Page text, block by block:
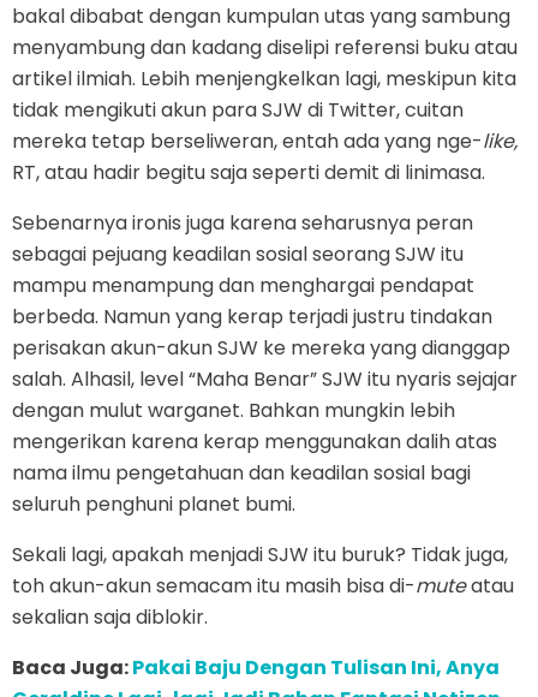
bakal dibabat dengan kumpulan utas yang sambung
menyambung dan kadang diselipi referensi buku atau
artikel ilmiah. Lebih menjengkelkan lagi, meskipun kita
tidak mengikuti akun para SJW di Twitter, cuitan
mereka tetap berseliweran, entah ada yang nge-like,
RT, atau hadir begitu saja seperti demit di linimasa.
Sebenarnya ironis juga karena seharusnya peran
sebagai pejuang keadilan sosial seorang SJW itu
mampu menampung dan menghargai pendapat
berbeda. Namun yang kerap terjadi justru tindakan
perisakan akun-akun SJW ke mereka yang dianggap
salah. Alhasil, level “Maha Benar” SJW itu nyaris sejajar
dengan mulut warganet. Bahkan mungkin lebih
mengerikan karena kerap menggunakan dalih atas
nama ilmu pengetahuan dan keadilan sosial bagi
seluruh penghuni planet bumi.
Sekali lagi, apakah menjadi SJW itu buruk? Tidak juga,
toh akun-akun semacam itu masih bisa di-muteatau
sekalian saja diblokir.
Baca Juga:Pakai Baju Dengan Tulisan Ini, Anya